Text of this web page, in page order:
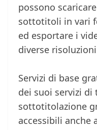
possono
sottotitoli in vari
ed esportare i
diverse
Servizi di base
dei suoi servizi di
sottotitolazione
accessibili anche